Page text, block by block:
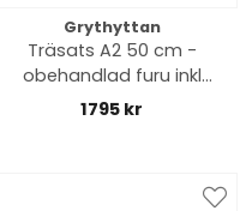
Grythyttan
Träsats A2 50 cm -
obehandlad furu inkl
skruv
1795 kr